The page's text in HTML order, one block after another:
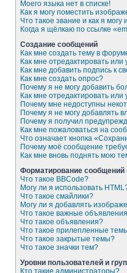
Моего языка нет в списке!
Как я могу поместить
Что такое звание и как я могу
Когда я щёлкаю по ссылке
Создание сообщений
Как мне создать тему в
Как мне отредактировать
Как мне добавить подпись к
Как мне создать опрос?
Почему я не могу добавить
Как мне отредактировать или
Почему мне недоступны
Почему я не могу добавлять
Почему я получил
Как мне пожаловаться на
Что означает кнопка
Почему моё сообщение
Как мне вновь поднять мою
Форматирование
Что такое BBCode?
Могу ли я использовать
Что такое смайлики?
Могу ли я добавлять
Что такое важные
Что такое объявления?
Что такое прилепленные
Что такое закрытые темы?
Что такое значки тем?
Уровни пользователей и
Кто такие администраторы?